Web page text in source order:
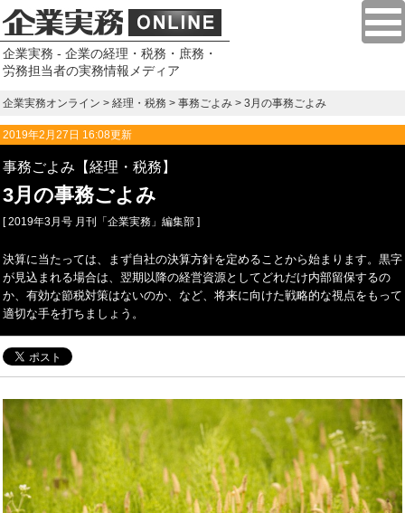
企業実務 - 企業の経理・税務・庶務・
労務担当者の実務情報メディア
企業実務オンライン > 経理・税務 > 事務ごよみ > 3月の事務ごよみ
2019年2月27日 16:08更新
事務ごよみ【経理・税務】
3月の事務ごよみ
[ 2019年3月号 月刊「企業実務」編集部 ]
決算に当たっては、まず自社の決算方針を定めることから始まります。黒字
が見込まれる場合は、翌期以降の経営資源としてどれだけ内部留保するの
か、有効な節税対策はないのか、など、将来に向けた戦略的な視点をもって
適切な手を打ちましょう。